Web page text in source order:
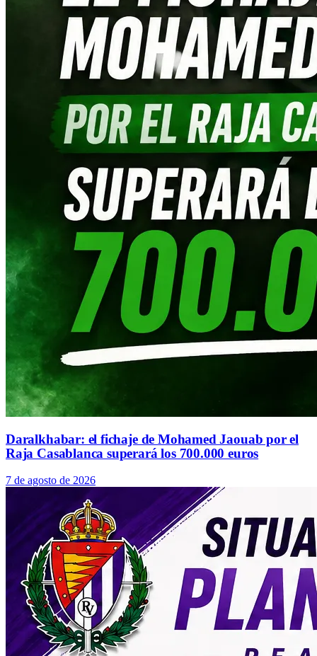
Daralkhabar: el fichaje de Mohamed Jaouab por el
Raja Casablanca superará los 700.000 euros
7 de agosto de 2026